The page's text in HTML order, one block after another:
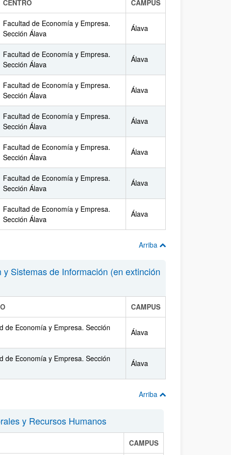
CENTRO CAMPUS
Facultad de Economía y Empresa.
Sección Álava
Álava
Facultad de Economía y Empresa.
Sección Álava
Álava
Facultad de Economía y Empresa.
Sección Álava
Álava
Facultad de Economía y Empresa.
Sección Álava
Álava
Facultad de Economía y Empresa.
Sección Álava
Álava
Facultad de Economía y Empresa.
Sección Álava
Álava
Facultad de Economía y Empresa.
Sección Álava
Álava
Arriba
Sistemas de Información (en extinción
CAMPUS
de Economía y Empresa. Sección
Álava
de Economía y Empresa. Sección
Álava
Arriba
y Recursos Humanos
CAMPUS